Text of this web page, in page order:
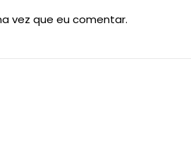
vez que eu comentar.